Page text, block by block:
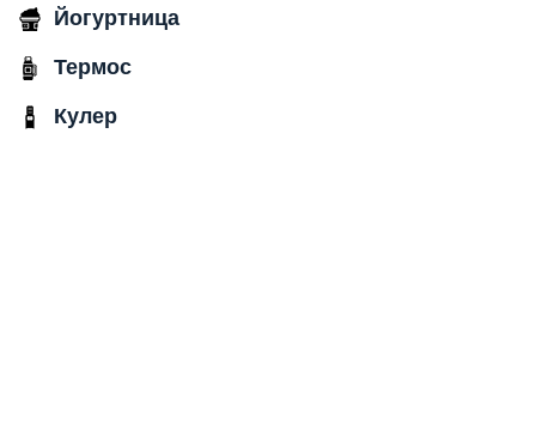
Йогуртница
Термос
Кулер